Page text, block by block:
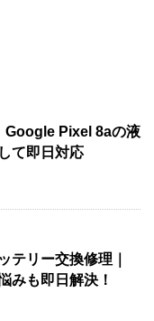
Google Pixel 8aの液
て即日対応
テリー交換修理｜
みも即日解決！